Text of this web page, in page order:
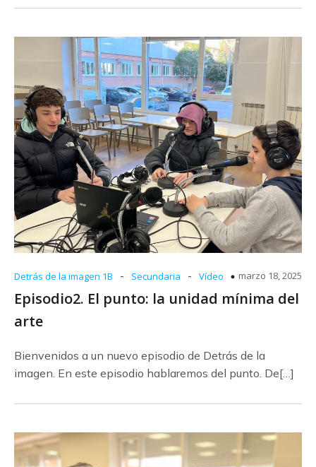
Detrás de la imagen 1B - Secundaria - Vídeo marzo 18, 2025
Episodio2. El punto: la unidad mínima del
arte
Bienvenidos a un nuevo episodio de Detrás de la
imagen. En este episodio hablaremos del punto. De[…]